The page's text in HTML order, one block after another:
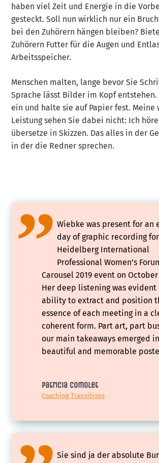
haben viel Zeit und Energie in die
gesteckt. Soll nun wirklich nur ein
bei den Zuhörern hängen bleiben?
Zuhörern Futter für die Augen und
Arbeitsspeicher.
Menschen malten, lange bevor Sie
Sprache lässt Bilder im Kopf entstehen.
ein und halte sie auf Papier fest. Meine
Leistung sehen Sie dabei nicht: Ich
übersetze in Skizzen. Das alles in der
in der die Redner sprechen.
Wiebke was present for an
day of graphic recording
Heidelberg International
Professional Women’s
Carousel 2019 event on October
Her deep listening was evident
ability to extract and position
essence of each meeting in a
coherent form. Part art, part
our main takeaways emerged in
beautiful and memorable
Patricia Comolet
Coaching Transitions
Sie sind ja der absolute